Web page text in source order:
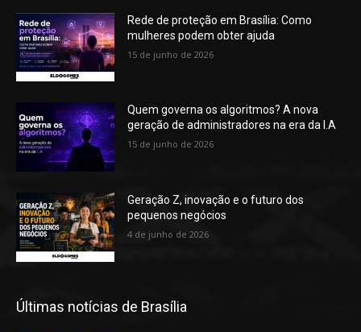
Rede de proteção em Brasília: Como
mulheres podem obter ajuda
15 de junho de 2026
Quem governa os algoritmos? A nova
geração de administradores na era da I.A
15 de junho de 2026
Geração Z, inovação e o futuro dos
pequenos negócios
4 de junho de 2026
Últimas notícias de Brasília